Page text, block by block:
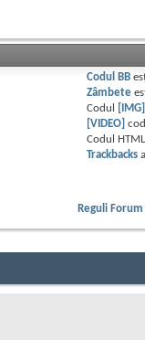
Codul BB
Zâmbete
Codul
[IMG]
[VIDEO]
Codul
Trackbacks
Reguli Forum